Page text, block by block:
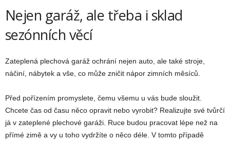
Nejen garáž, ale třeba i sklad
sezónních věcí
Zateplená plechová garáž ochrání nejen auto, ale také stroje,
náčiní, nábytek a vše, co může zničit nápor zimních měsíců.
Před pořízením promyslete, čemu všemu u vás bude sloužit.
Chcete čas od času něco opravit nebo vyrobit? Realizujte své tvůrčí
já v zateplené plechové garáži. Ruce budou pracovat lépe než na
přímé zimě a vy u toho vydržíte o něco déle. V tomto případě